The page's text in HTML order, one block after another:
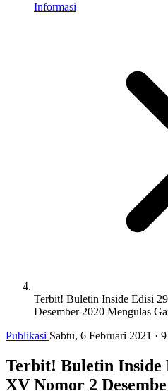
Informasi
Terbit! Buletin Inside Edisi
Desember 2020 Mengulas
Publikasi Sabtu, 6 Februari 2021 ·
Terbit! Buletin Inside
XV Nomor 2